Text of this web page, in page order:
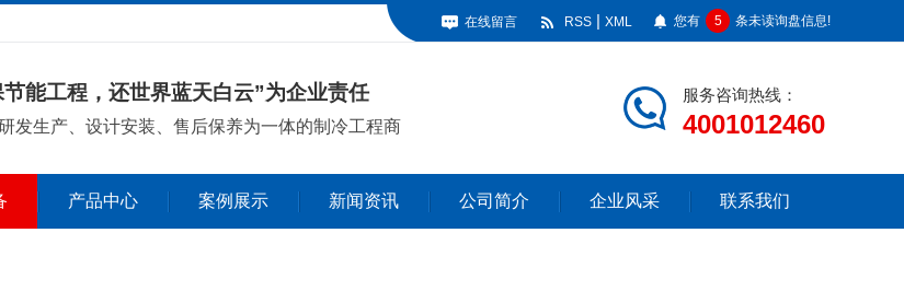
在线留言 RSS | XML 您有 5 条未读询盘信息!
节能工程，还世界蓝天白云”为企业责任
发生产、设计安装、售后保养为一体的制冷工程商
服务咨询热线：
4001012460
产品中心 案例展示 新闻资讯 公司简介 企业风采 联系我们